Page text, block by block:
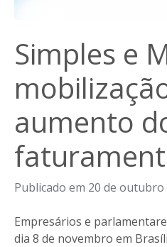
Simples e
aumento
Publicado em 20 de
Empresários e
dia 8 de novembro em